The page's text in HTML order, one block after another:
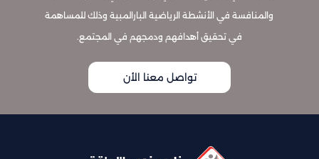
والمنافسة في الأنشطة الرياضية البارالمبية وذلك للمساهمة
في تحقيق أهدافهم ودمجهم في المجتمع.
تواصل معنا الأن